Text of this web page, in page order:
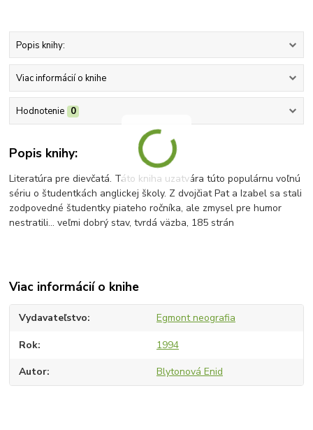
Popis knihy:
Viac informácií o knihe
Hodnotenie 0
Popis knihy:
Literatúra pre dievčatá. Táto kniha uzatvára túto populárnu voľnú
sériu o študentkách anglickej školy. Z dvojčiat Pat a Izabel sa stali
zodpovedné študentky piateho ročníka, ale zmysel pre humor
nestratili... veľmi dobrý stav, tvrdá väzba, 185 strán
Viac informácií o knihe
Vydavateľstvo Egmont neografia
Rok 1994
Autor Blytonová Enid